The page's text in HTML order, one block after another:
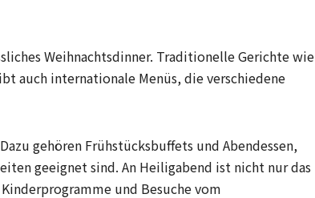
Weihnachtsdinner. Traditionelle Gerichte wie
auch internationale Menüs, die verschiedene
gehören Frühstücksbuffets und Abendessen,
geeignet sind. An Heiligabend ist nicht nur das
und Besuche vom